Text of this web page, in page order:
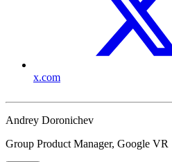
x.com
Andrey Doronichev
Group Product Manager, Google VR